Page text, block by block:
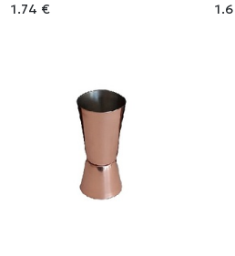
1.74 €